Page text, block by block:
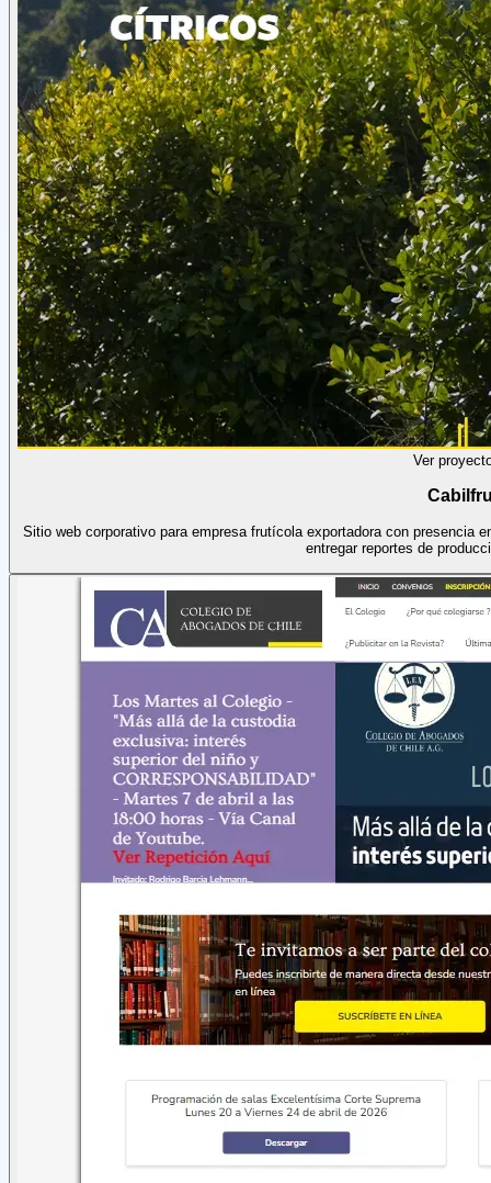
Ver
Sitio web corporativo para empresa frutícola exportadora con presencia
entregar reportes de